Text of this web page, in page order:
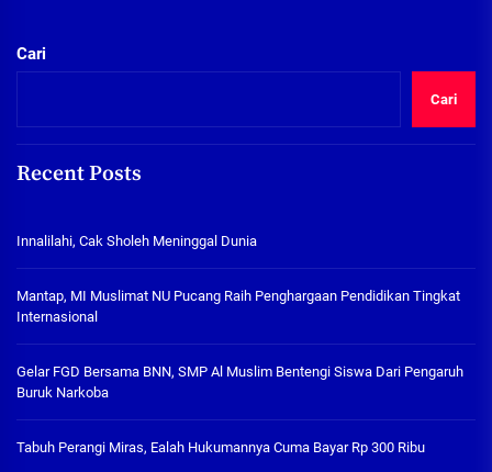
Cari
Cari
Recent Posts
Innalilahi, Cak Sholeh Meninggal Dunia
Mantap, MI Muslimat NU Pucang Raih Penghargaan Pendidikan Tingkat
Internasional
Gelar FGD Bersama BNN, SMP Al Muslim Bentengi Siswa Dari Pengaruh
Buruk Narkoba
Tabuh Perangi Miras, Ealah Hukumannya Cuma Bayar Rp 300 Ribu